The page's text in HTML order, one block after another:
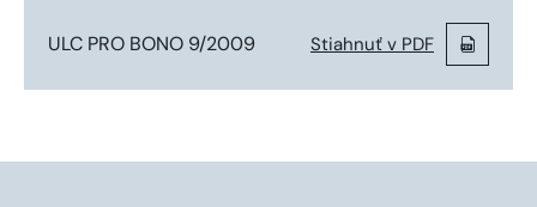
ULC PRO BONO 9/2009 Stiahnuť v PDF